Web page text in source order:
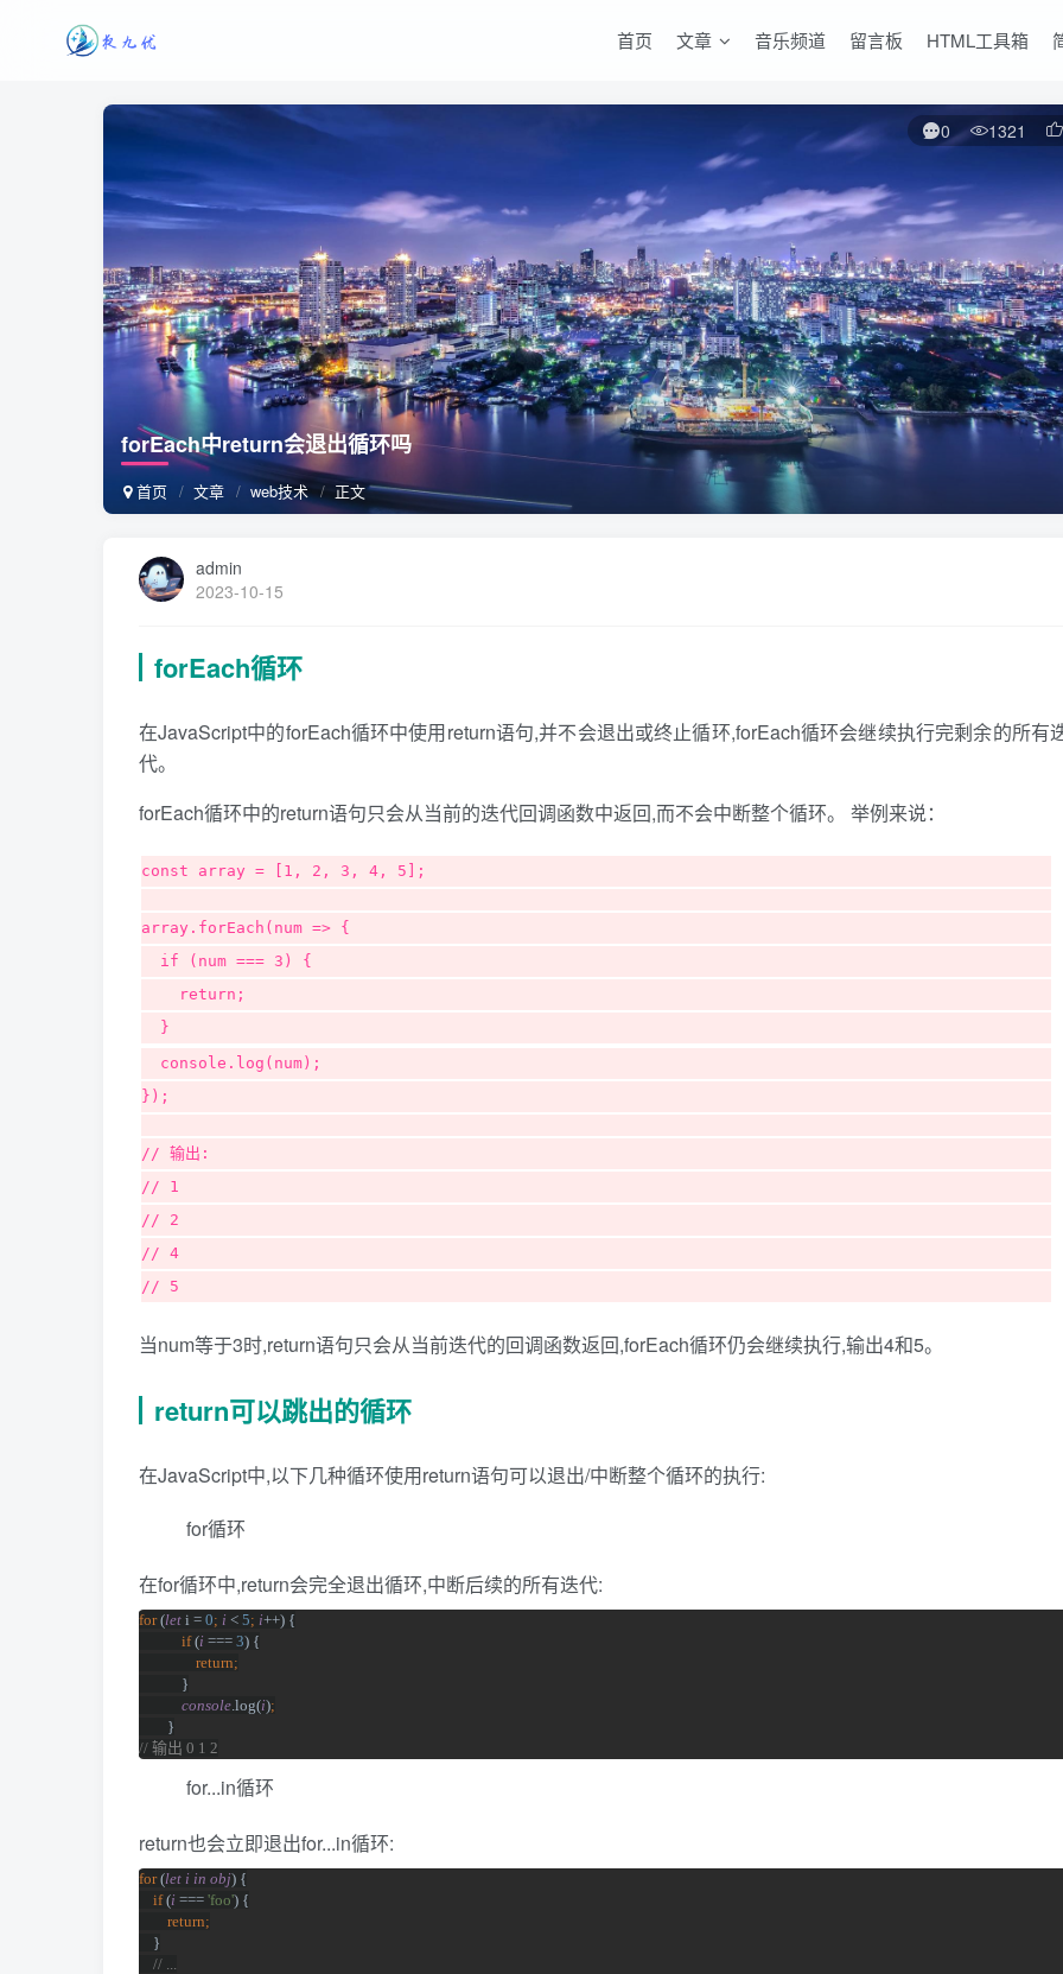
首页 文章 音乐频道 留言板 HTML工具箱
forEach中return会退出循环吗
首页 文章 web技术 正文
0 1321
admin
2023-10-15
forEach循环
在JavaScript中的forEach循环中使用return语句,并不会退出或终止循环,forEach循环会继续执行完剩余的所有
代。
forEach循环中的return语句只会从当前的迭代回调函数中返回,而不会中断整个循环。 举例来说：
const array = [1, 2, 3, 4, 5];
array.forEach(num => {
if (num === 3) {
return;
}
console.log(num);
});
// 输出:
// 1
// 2
// 4
// 5
当num等于3时,return语句只会从当前迭代的回调函数返回,forEach循环仍会继续执行,输出4和5。
return可以跳出的循环
在JavaScript中,以下几种循环使用return语句可以退出/中断整个循环的执行:
for循环
在for循环中,return会完全退出循环,中断后续的所有迭代:
for (let i = 0; i < 5; i++) {
if (i === 3) {
return;
}
console.log(i);
}
// 输出 0 1 2
for...in循环
return也会立即退出for...in循环:
for (let i in obj) {
if (i === 'foo') {
return;
}
// ...